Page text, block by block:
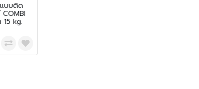
แบบติด
15 kg.